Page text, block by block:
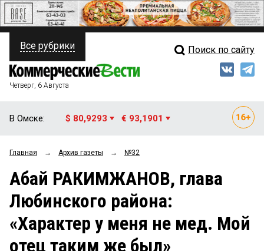
ПОЛИТИКА
ФИНАНСЫ
ОБЩЕСТВО
ЗАКОН
Свежий выпуск
Рейтинги
Блоги
Архив
Все рубрики Поиск по сайту
Четверг, 6 Августа
В Омске: $ 80,9293 € 93,1901
Главная → Архив газеты → №32
Абай РАКИМЖАНОВ, глава
Любинского района:
«Характер у меня не мед. Мой
отец таким же был»